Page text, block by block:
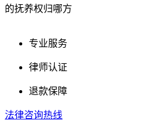
的抚养权归哪方
专业服务
律师认证
退款保障
法律咨询热线